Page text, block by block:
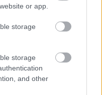
or app.
storage
storage
and other
ΔΕΥΑ